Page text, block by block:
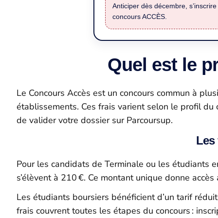
Anticiper dès décembre,
concours ACCÈS.
Quel est le
Le Concours Accès est un concours commun à
établissements. Ces frais varient selon le profil du
de valider votre dossier sur Parcoursup.
Les
Pour les candidats de Terminale ou les étudiants
s’élèvent à 210 €. Ce montant unique donne
Les étudiants boursiers bénéficient d’un tarif
frais couvrent toutes les étapes du concours :